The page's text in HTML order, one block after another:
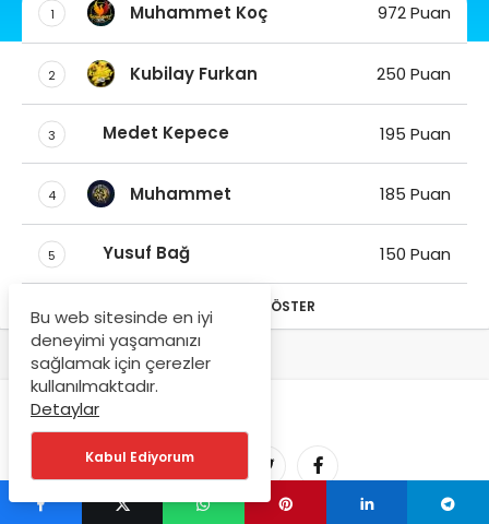
1 Muhammet Koç 972 Puan
2 Kubilay Furkan 250 Puan
3 Medet Kepece 195 Puan
4 Muhammet 185 Puan
5 Yusuf Bağ 150 Puan
TÜM LISTEYI GÖSTER
Bu web sitesinde en iyi
deneyimi yaşamanızı
sağlamak için çerezler
kullanılmaktadır.
Detaylar
Kabul Ediyorum